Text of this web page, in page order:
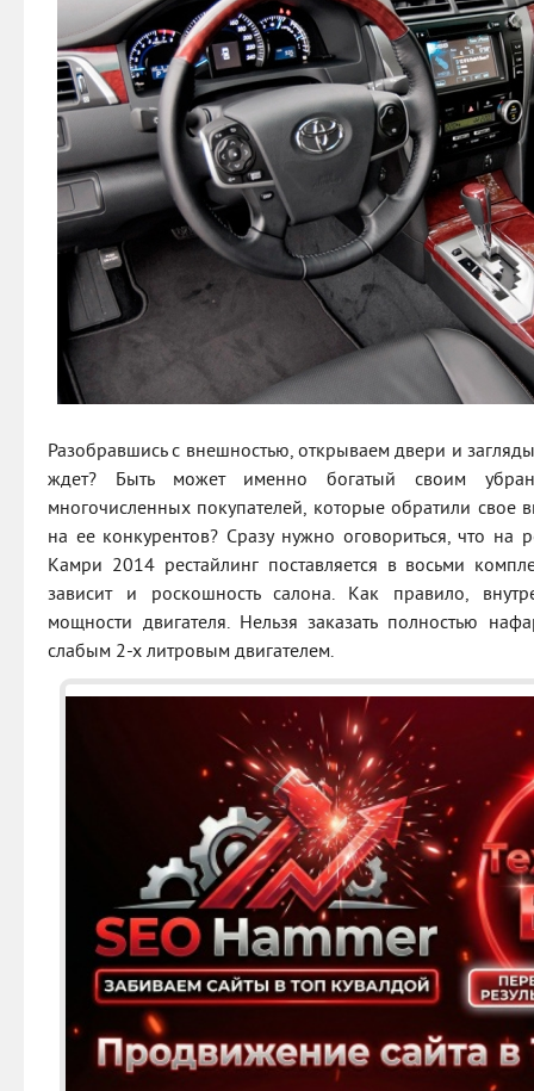
Разобравшись с внешностью, открываем двери и
ждет? Быть может именно богатый своим
многочисленных покупателей, которые обратили
на ее конкурентов? Сразу нужно оговориться, что на
Камри 2014 рестайлинг поставляется в восьми
зависит и роскошность салона. Как правило,
мощности двигателя. Нельзя заказать полностью
слабым 2-х литровым двигателем.